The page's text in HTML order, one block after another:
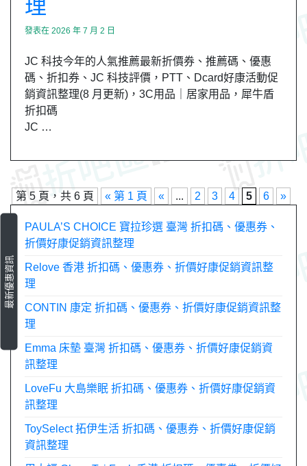
理
發表在 2026 年 7 月 2 日
JC 科技今年的人氣推薦最新折價券、推薦碼、優惠
碼、折扣券、JC 科技評價，PTT、Dcard好康活動促
銷資訊整理(8 月更新)，3C用品｜居家用品，犀牛盾
折扣碼
JC …
第 5 頁，共 6 頁 « 第 1 頁 « ... 2 3 4 5 6 »
最新優惠資訊
PAULA’S CHOICE 寶拉珍選 臺灣 折扣碼、優惠券、
折價好康促銷資訊整理
Relove 香港 折扣碼、優惠券、折價好康促銷資訊整
理
CONTIN 康定 折扣碼、優惠券、折價好康促銷資訊整
理
Emma 床墊 臺灣 折扣碼、優惠券、折價好康促銷資
訊整理
LoveFu 大島樂眠 折扣碼、優惠券、折價好康促銷資
訊整理
ToySelect 拓伊生活 折扣碼、優惠券、折價好康促銷
資訊整理